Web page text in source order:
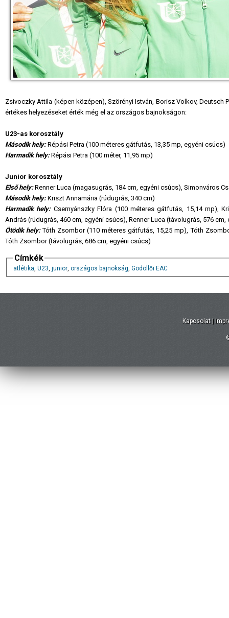
Zsivoczky Attila (képen középen), Szörényi István, Borisz Volkov, Deutsch
értékes helyezéseket érték még el az országos bajnokságon:
U23-as korosztály
Második hely:Répási Petra (100 méteres gátfutás, 13,35 mp, egyéni csúcs)
Harmadik hely:Répási Petra (100 méter, 11,95 mp)
Junior korosztály
Első hely:Renner Luca (magasugrás, 184 cm, egyéni csúcs), Simonváros
Második hely:Kriszt Annamária (rúdugrás, 340 cm)
Harmadik hely:Csernyánszky Flóra (100 méteres gátfutás, 15,14 mp),
András (rúdugrás, 460 cm, egyéni csúcs), Renner Luca (távolugrás, 576
Ötödik hely:Tóth Zsombor (110 méteres gátfutás, 15,25 mp), Tóth
Tóth Zsombor (távolugrás, 686 cm, egyéni csúcs)
Címkék
atlétika, U23, junior, országos bajnokság, Gödöllői EAC
Kapcsolat |